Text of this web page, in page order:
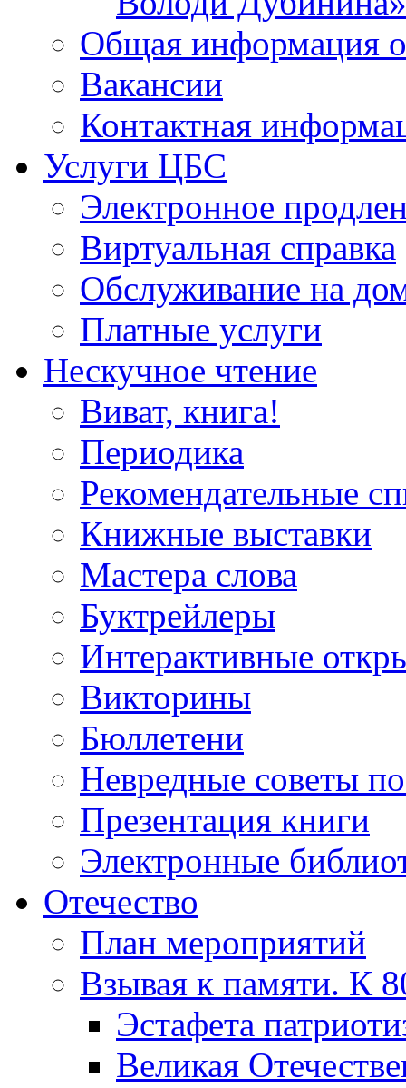
Общая информация
Вакансии
Контактная
Услуги ЦБС
Электронное
Виртуальная справка
Обслуживание на
Платные услуги
Нескучное чтение
Виват, книга!
Периодика
Рекомендательные
Книжные выставки
Мастера слова
Буктрейлеры
Интерактивные
Викторины
Бюллетени
Невредные советы
Презентация книги
Электронные
Отечество
План мероприятий
Взывая к памяти. К
Эcтафета
Великая